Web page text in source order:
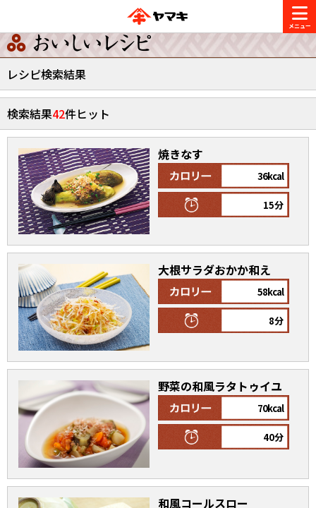
商品情報
ブランド一覧
ヤマキ『めんつゆ』 ヤマキ 割烹白だし
旨さ、別格。だし屋の鍋 韓福善シリーズ
レシピ
おいしいレシピを探す
おいしいレシピトップ
主菜レシピ
汁物レシピ
時短レシピ
おいしいレシピを商品から探す
かつお節レシピ
かつお節・だしを楽しむ
かつお節・だしを知る
かつお節の削り方
かつお節・だしをもっと知る
ヤマキ かつお節プラス®
かつお節・だしを楽しむ
だしコミュ
CM・キャンペーン
キャンペーン一覧
企業・採用情報
企業情報
- 百年対話
- ヤマキ かつお節プラス®
採用情報
- ジョブリターン制
お問い合わせ
ヤマキお客様相談室
オンラインショップ
コミュニティサイト
Global
レシピ検索結果
検索結果42件ヒット
焼きなす
36kcal
15分
大根サラダおかか和え
58kcal
8分
野菜の和風ラタトゥイユ
70kcal
40分
和風コールスロー